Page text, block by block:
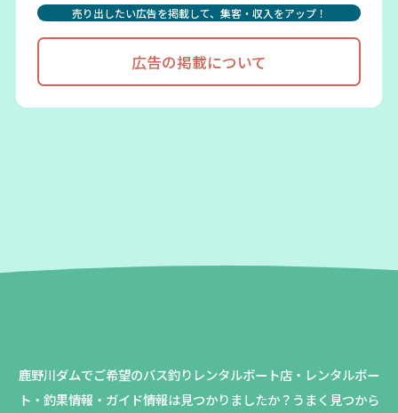
売り出したい広告を掲載して、集客・収入をアップ！
広告の掲載について
鹿野川ダムでご希望のバス釣りレンタルボート店・レンタルボー
ト・釣果情報・ガイド情報は見つかりましたか？ うまく見つから